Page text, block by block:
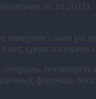
наверное самая
лет, среди интернет
посмотреть
форумах,